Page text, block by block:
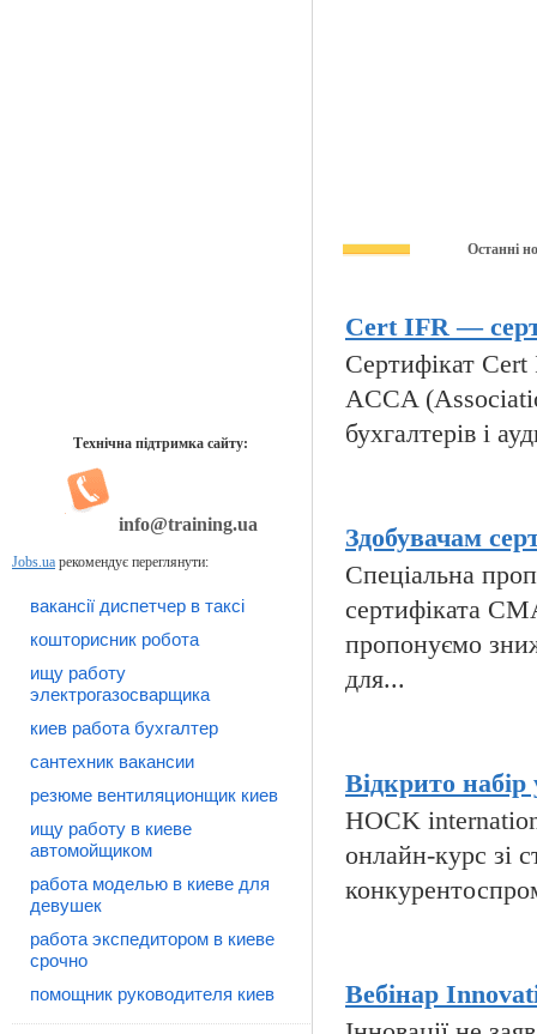
Технічна підтримка сайту:
info@training.ua
Jobs.ua рекомендує переглянути:
вакансії диспетчер в таксі
кошторисник робота
ищу работу
электрогазосварщика
киев работа бухгалтер
сантехник вакансии
резюме вентиляционщик киев
ищу работу в киеве
автомойщиком
работа моделью в киеве для
девушек
работа экспедитором в киеве
срочно
помощник руководителя киев
Останні
Cert IFR —
Сертифікат
ACCA
бухгалтерів і
Здобувачам
Спеціальна
сертифіката
пропонуємо
для...
Відкрито
HOCK
онлайн-курс зі
Вебінар